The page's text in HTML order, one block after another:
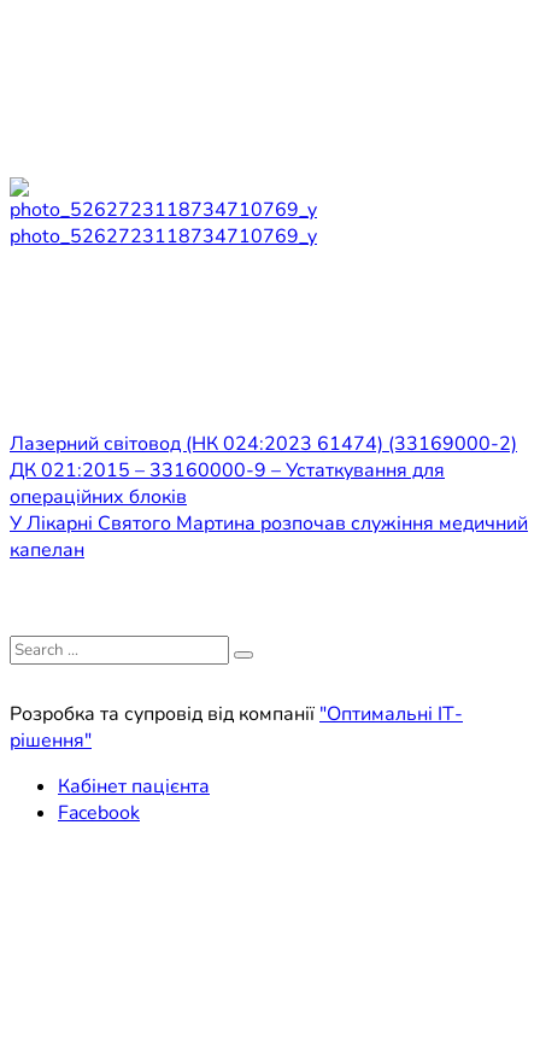
photo_5262723118734710769_y
Навігація
записів
Лазерний світовод (НК 024:2023 61474) (33169000-2)
ДК 021:2015 – 33160000-9 – Устаткування для
операційних блоків
У Лікарні Святого Мартина розпочав служіння медичний
капелан
Search
Розробка та супровід від компанії "Оптимальні ІТ-
рішення"
Кабінет пацієнта
Facebook